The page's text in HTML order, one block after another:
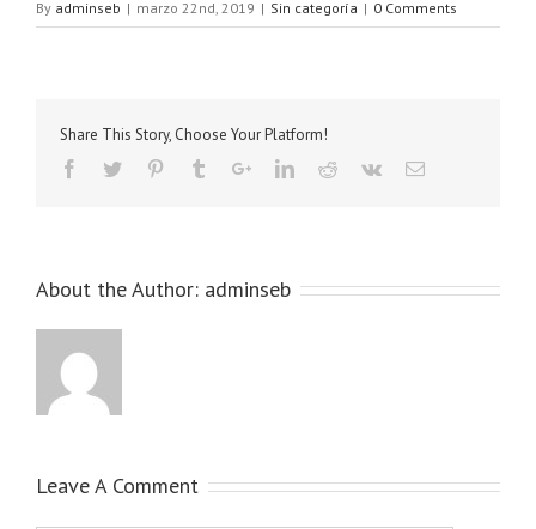
By adminseb | marzo 22nd, 2019 | Sin categoría | 0 Comments
Share This Story, Choose Your Platform!
About the Author: adminseb
Leave A Comment